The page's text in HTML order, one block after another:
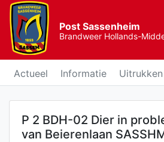
Post Sassenheim
Brandweer Hollands-
Actueel Informatie Uitrukken
P 2 BDH-02 Dier in
van Beierenlaan